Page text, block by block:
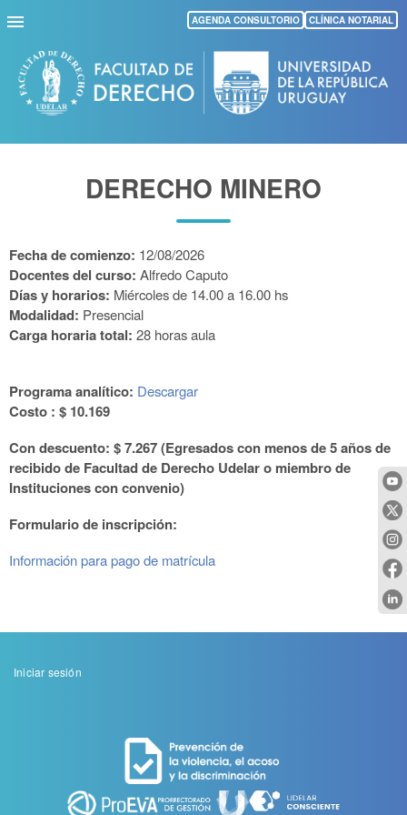
Pasar
al
contenido
principal
AGENDA CONSULTORIO CLÍNICA NOTARIAL
DERECHO MINERO
Fecha de comienzo: 12/08/2026
Docentes del curso: Alfredo Caputo
Días y horarios: Miércoles de 14.00 a 16.00 hs
Modalidad: Presencial
Carga horaria total: 28 horas aula
Programa analítico: Descargar
Costo : $ 10.169
Con descuento: $ 7.267 (Egresados con menos de 5 años de
recibido de Facultad de Derecho Udelar o miembro de
Instituciones con convenio)
Formulario de inscripción:
Información para pago de matrícula
Menu
Iniciar sesión